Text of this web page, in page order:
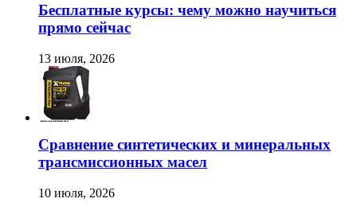
Бесплатные курсы: чему можно научиться
прямо сейчас
13 июля, 2026
Сравнение синтетических и минеральных
трансмиссионных масел
10 июля, 2026